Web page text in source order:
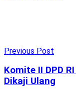
Previous Post
Komite II DPD
Dikaji Ulang